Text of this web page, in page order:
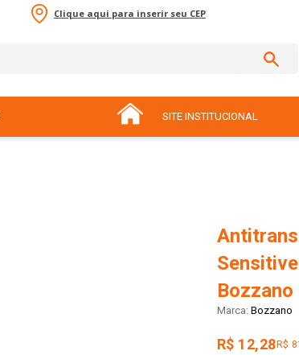
Clique aqui para inserir seu CEP
SITE INSTITUCIONAL
Bozzano
R$ 12,28R$